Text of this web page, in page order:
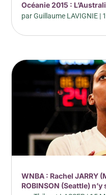
Océanie 2015 :
parGuillaume LAVIGNIE |
WNBA : Rachel JARRY
ROBINSON (Seattle)